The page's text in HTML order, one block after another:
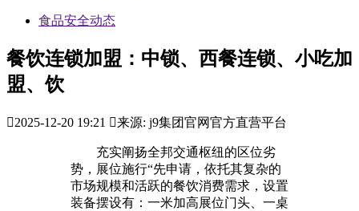
食品安全动态
餐饮连锁加盟：中锁、西餐连锁、小吃加
盟、饮
2025-12-20 19:21 来源: j9集团官网官方直营平台
充实阐扬全邦交通枢纽的区位劣
势，展位施行“先申请，依托其复杂的
市场规模和活跃的餐饮消费需求，设置
装备摆设有：一米加高展位门头、一桌